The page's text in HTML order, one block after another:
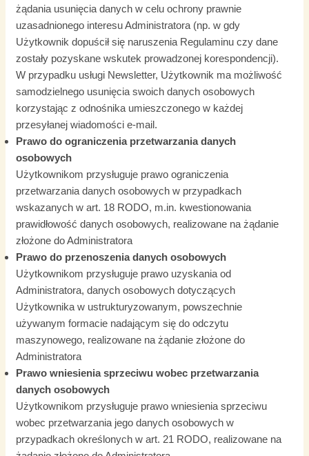
żądania usunięcia danych w celu ochrony prawnie
uzasadnionego interesu Administratora (np. w gdy
Użytkownik dopuścił się naruszenia Regulaminu czy dane
zostały pozyskane wskutek prowadzonej korespondencji).
W przypadku usługi Newsletter, Użytkownik ma możliwość
samodzielnego usunięcia swoich danych osobowych
korzystając z odnośnika umieszczonego w każdej
przesyłanej wiadomości e-mail.
Prawo do ograniczenia przetwarzania danych
osobowych
Użytkownikom przysługuje prawo ograniczenia
przetwarzania danych osobowych w przypadkach
wskazanych w art. 18 RODO, m.in. kwestionowania
prawidłowość danych osobowych, realizowane na żądanie
złożone do Administratora
Prawo do przenoszenia danych osobowych
Użytkownikom przysługuje prawo uzyskania od
Administratora, danych osobowych dotyczących
Użytkownika w ustrukturyzowanym, powszechnie
używanym formacie nadającym się do odczytu
maszynowego, realizowane na żądanie złożone do
Administratora
Prawo wniesienia sprzeciwu wobec przetwarzania
danych osobowych
Użytkownikom przysługuje prawo wniesienia sprzeciwu
wobec przetwarzania jego danych osobowych w
przypadkach określonych w art. 21 RODO, realizowane na